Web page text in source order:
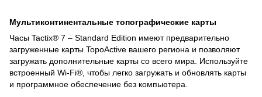
Мультиконтинентальные топографические карты
Часы Tactix® 7 – Standard Edition имеют предварительно
загруженные карты TopoActive вашего региона и позволяют
загружать дополнительные карты со всего мира. Используйте
встроенный Wi-Fi®, чтобы легко загружать и обновлять карты
и программное обеспечение без компьютера.